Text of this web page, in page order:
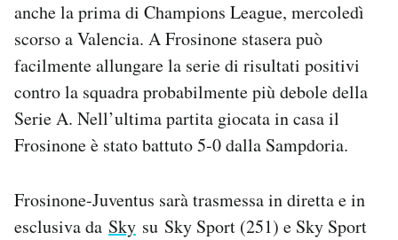
AREA PERSONALE
Area Personale
Notifiche mobile
Regala il Post
Hai bisogno di aiuto?
anche la prima di Champions League, mercoledì
scorso a Valencia. A Frosinone stasera può
facilmente allungare la serie di risultati positivi
contro la squadra probabilmente più debole della
Serie A. Nell’ultima partita giocata in casa il
Frosinone è stato battuto 5-0 dalla Sampdoria.
Frosinone-Juventus sarà trasmessa in diretta e in
esclusiva da Sky su Sky Sport (251) e Sky Sport